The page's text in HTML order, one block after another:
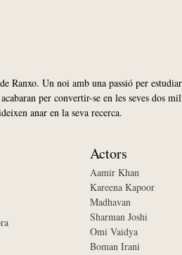
Ranxo. Un noi amb una passió per
per convertir-se en les seves dos
anar en la seva recerca.
Actors
Aamir Khan
Kareena Kapoor
Madhavan
Sharman Joshi
Omi Vaidya
Boman Irani